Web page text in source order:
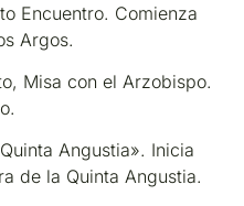
Encuentro. Comienza
Argos.
Misa con el Arzobispo.
Angustia». Inicia
de la Quinta Angustia.